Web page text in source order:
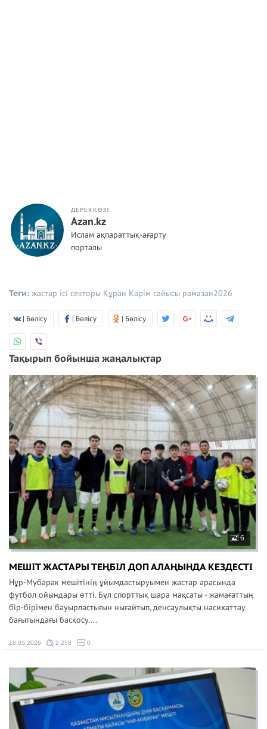
ДЕРЕККӨЗІ
Azan.kz
Ислам ақпараттық-ағарту
порталы
Теги: жастар ісі секторы Құран Кәрім сайысы рамазан2026
| Бөлісу | Бөлісу | Бөлісу
Тақырып бойынша жаңалықтар
6
МЕШІТ ЖАСТАРЫ ТЕҢБІЛ ДОП АЛАҢЫНДА КЕЗДЕСТІ
Нұр-Мүбарак мешітінің ұйымдастыруымен жастар арасында
футбол ойындары өтті. Бұл спорттық шара мақсаты - жамағаттың
бір-бірімен бауырластығын нығайтып, денсаулықты насихаттау
бағытындағы басқосу....
18.05.2026 2 258 0